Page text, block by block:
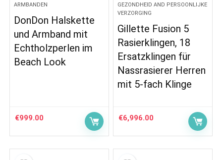
ARMBANDEN
DonDon Halskette
und Armband mit
Echtholzperlen im
Beach Look
€999.00
GEZONDHEID AND PERSOONLIJKE
VERZORGING
Gillette Fusion 5
Rasierklingen, 18
Ersatzklingen für
Nassrasierer Herren
mit 5-fach Klinge
€6,996.00